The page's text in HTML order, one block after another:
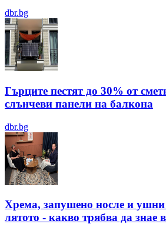
dbr.bg
Гърците пестят до 30% от
слънчеви панели на балкона
dbr.bg
Хрема, запушено носле и
лятотo - какво трябва да знае